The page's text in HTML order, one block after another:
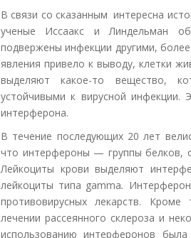
В связи со сказанным интересна
ученые Иссаакс и Линдельман
подвержены инфекции другими,
явления привело к выводу, клетки
выделяют какое-то вещество,
устойчивыми к вирусной инфекции.
интерферона.
В течение последующих 20 лет
что интерфероны — группы белков,
Лейкоциты крови выделяют
лейкоциты типа gamma.
противовирусных лекарств.
лечении рассеянного склероза и
использованию интерферонов